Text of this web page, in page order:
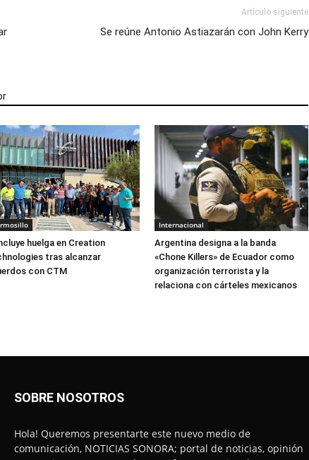
Artículo siguiente
Se reúne Antonio Astiazarán con John Kerry
huelga en Creation
tras alcanzar
con CTM
Internacional
Argentina designa a la banda
«Chone Killers» de Ecuador como
organización terrorista y la
relaciona con cárteles mexicanos
SOBRE NOSOTROS
Hola! Queremos presentarte este nuevo medio de
comunicación, NOTICIAS SONORA; portal de noticias, opinión